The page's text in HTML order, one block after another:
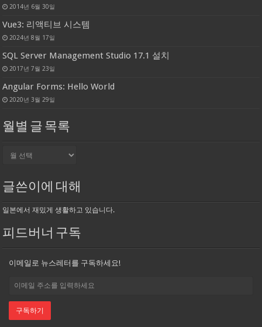
2014년 6월 30일
Vue3: 리액티브 시스템
2024년 8월 17일
SQL Server Management Studio 17.1 설치
2017년 7월 23일
Angular Forms: Hello World
2020년 3월 29일
월별 글 목록
목
록
글쓴이에 대해
일본에서 재밌게 생활하고 있습니다.
피드버너 구독
이메일로 뉴스레터를 구독하세요!